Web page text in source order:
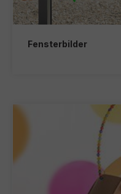
Fensterbilder